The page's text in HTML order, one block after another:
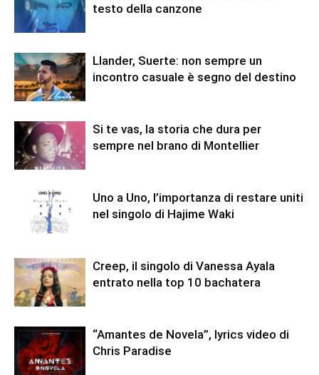
testo della canzone
Llander, Suerte: non sempre un
incontro casuale è segno del destino
Si te vas, la storia che dura per
sempre nel brano di Montellier
Uno a Uno, l’importanza di restare uniti
nel singolo di Hajime Waki
Creep, il singolo di Vanessa Ayala
entrato nella top 10 bachatera
“Amantes de Novela”, lyrics video di
Chris Paradise